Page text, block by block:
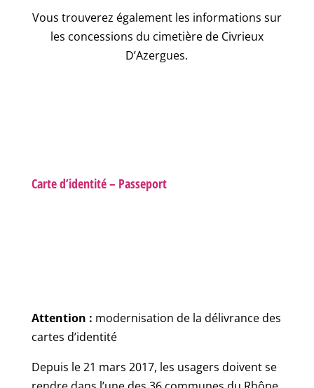
Vous trouverez également les informations sur
les concessions du cimetière de Civrieux
D’Azergues.
Carte d’identité – Passeport
Attention : modernisation de la délivrance des
cartes d’identité
Depuis le 21 mars 2017, les usagers doivent se